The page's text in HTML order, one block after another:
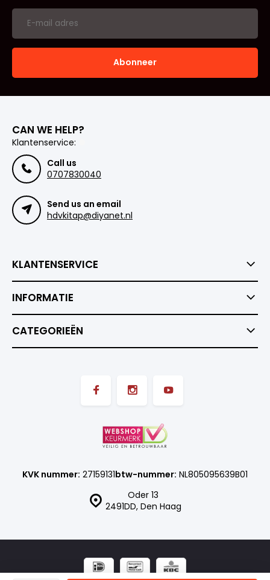
Abonneer
CAN WE HELP?
Klantenservice:
Call us
0707830040
Send us an email
hdvkitap@diyanet.nl
KLANTENSERVICE
INFORMATIE
CATEGORIEËN
Oder 13
2491DD, Den Haag
KVK nummer: 27159131btw-nummer: NL805095639B01